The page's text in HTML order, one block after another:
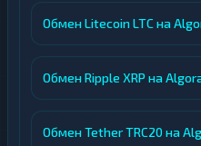
Обмен Litecoin LTC на
Обмен Ripple XRP на
Обмен Tether TRC20 на